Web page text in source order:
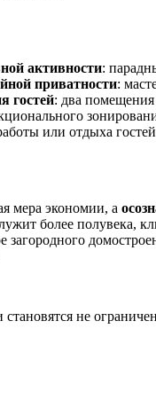
активности:
приватности:
гостей: два
или отдыха
мера экономии, а
более полувека,
не